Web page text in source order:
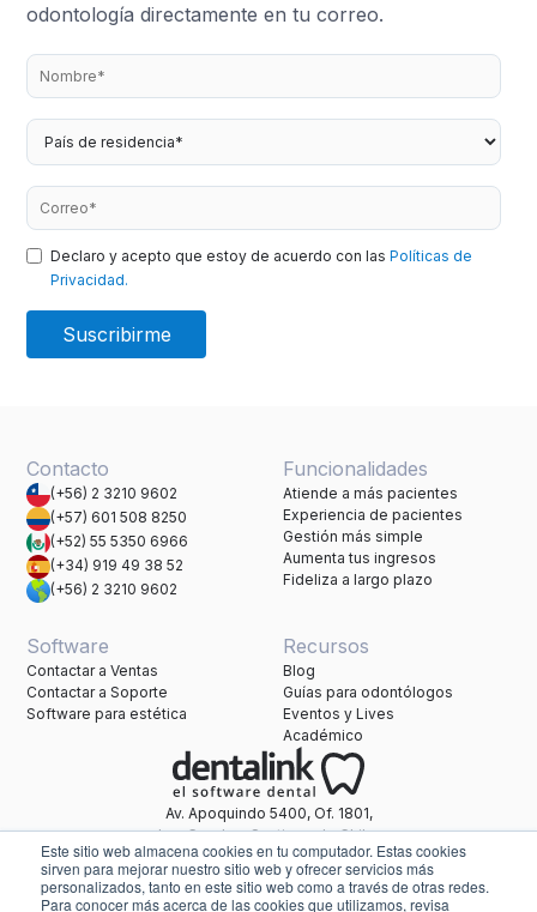
Este sitio web almacena cookies en tu computador. Estas cookies
sirven para mejorar nuestro sitio web y ofrecer servicios más
personalizados, tanto en este sitio web como a través de otras redes.
Para conocer más acerca de las cookies que utilizamos, revisa
odontología directamente en tu correo.
Declaro y acepto que estoy de acuerdo con lasPolíticas de
Privacidad.
Av. Apoquindo 5400, Of. 1801,
Las Condes, Santiago de Chile.
Una marca de Healthatom.
Contacto
(+56) 2 3210 9602
(+57) 601 508 8250
(+52) 55 5350 6966
(+34) 919 49 38 52
(+56) 2 3210 9602
Funcionalidades
Atiende a más pacientes
Experiencia de pacientes
Gestión más simple
Aumenta tus ingresos
Fideliza a largo plazo
Software
Contactar a Ventas
Contactar a Soporte
Software para estética
Recursos
Blog
Guías para odontólogos
Eventos y Lives
Académico